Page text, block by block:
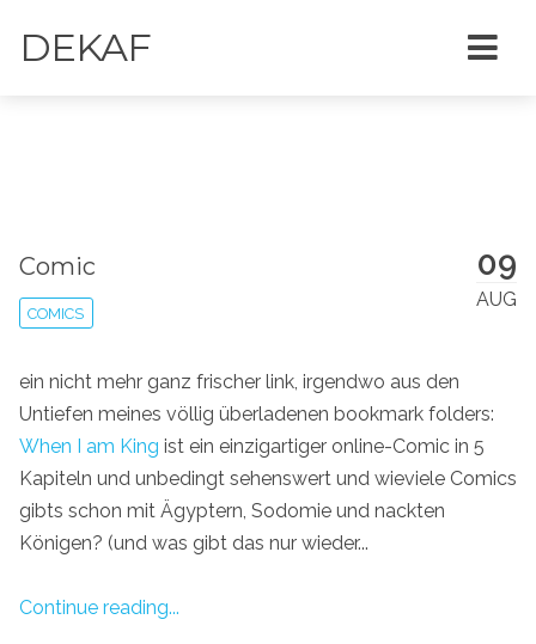
DEKAF
09
AUG
Comic
COMICS
ein nicht mehr ganz frischer link, irgendwo aus den
Untiefen meines völlig überladenen bookmark folders:
When I am King ist ein einzigartiger online-Comic in 5
Kapiteln und unbedingt sehenswert und wieviele Comics
gibts schon mit Ägyptern, Sodomie und nackten
Königen? (und was gibt das nur wieder...
Continue reading...